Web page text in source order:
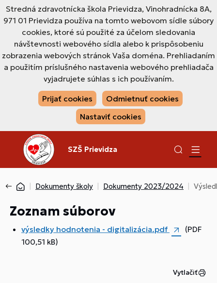
Stredná zdravotnícka škola Prievidza, Vinohradnícka 8A,
971 01 Prievidza používa na tomto webovom sídle súbory
cookies, ktoré sú použité za účelom sledovania
návštevnosti webového sídla alebo k prispôsobeniu
zobrazenia webových stránok Vaša doména. Prehliadaním
a použitím príslušného nastavenia webového prehliadača
vyjadrujete súhlas s ich používaním.
Prijať cookies
Odmietnuť cookies
Nastaviť cookies
SZŠ Prievidza
Dokumenty školy Dokumenty 2023/2024
Zoznam súborov
výsledky hodnotenia - digitalizácia.pdf
(PDF
100,51 kB)
Vytlačiť